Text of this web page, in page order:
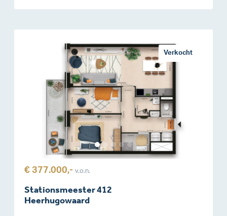
Verkocht
€ 377.000,- v.o.n.
Stationsmeester 412
Heerhugowaard